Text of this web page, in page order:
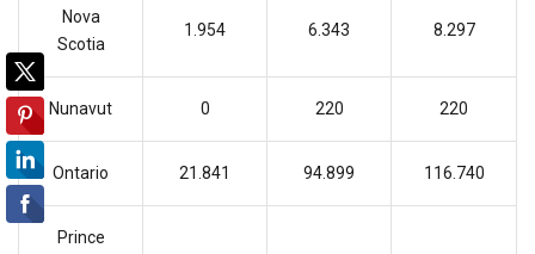
Nova
Scotia
1.954 6.343 8.297
Nunavut 0 220 220
Ontario 21.841 94.899 116.740
Prince